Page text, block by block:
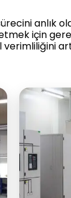
anlık
için